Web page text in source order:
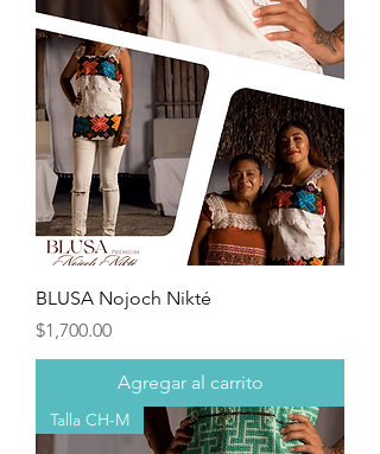
BLUSA Nojoch Nikté
Precio
$1,700.00
Agregar al carrito
Talla CH-M